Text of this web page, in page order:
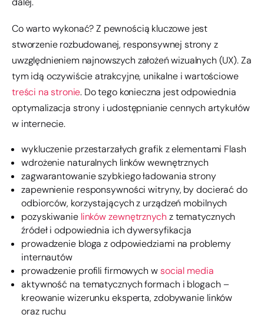
Co warto wykonać? Z pewnością kluczowe jest
stworzenie rozbudowanej, responsywnej strony z
uwzględnieniem najnowszych założeń wizualnych (UX). Za
tym idą oczywiście atrakcyjne, unikalne i wartościowe
treści na stronie. Do tego konieczna jest odpowiednia
optymalizacja strony i udostępnianie cennych artykułów
w internecie.
wykluczenie przestarzałych grafik z elementami Flash
wdrożenie naturalnych linków wewnętrznych
zagwarantowanie szybkiego ładowania strony
zapewnienie responsywności witryny, by docierać do
odbiorców, korzystających z urządzeń mobilnych
pozyskiwanie linków zewnętrznych z tematycznych
źródeł i odpowiednia ich dywersyfikacja
prowadzenie bloga z odpowiedziami na problemy
internautów
prowadzenie profili firmowych wsocial media
aktywność na tematycznych formach i blogach –
kreowanie wizerunku eksperta, zdobywanie linków
oraz ruchu